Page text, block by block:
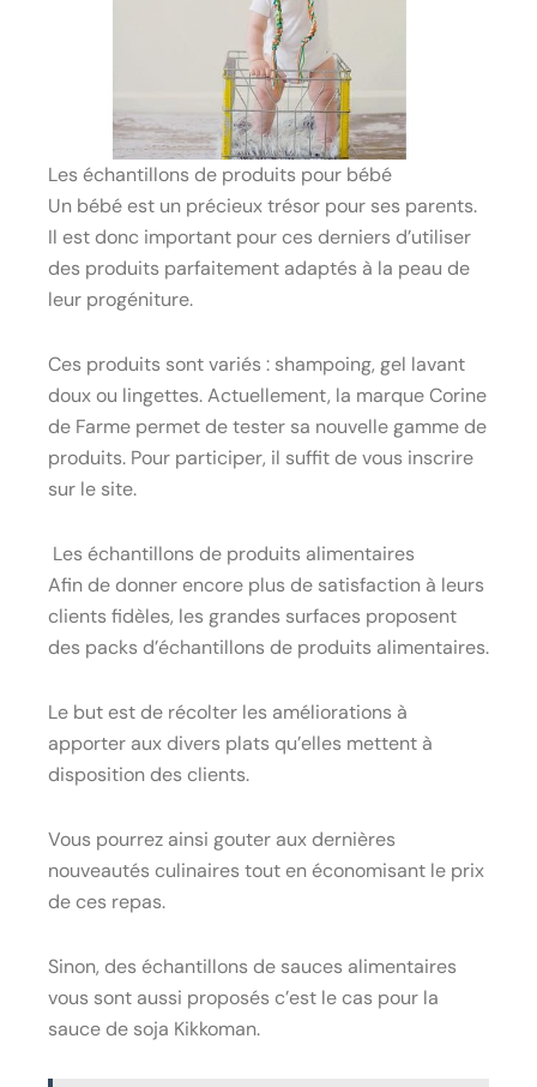
Les échantillons de produits pour bébé
Un bébé est un précieux trésor pour ses parents.
Il est donc important pour ces derniers d’utiliser
des produits parfaitement adaptés à la peau de
leur progéniture.
Ces produits sont variés : shampoing, gel lavant
doux ou lingettes. Actuellement, la marque Corine
de Farme permet de tester sa nouvelle gamme de
produits. Pour participer, il suffit de vous inscrire
sur le site.
Les échantillons de produits alimentaires
Afin de donner encore plus de satisfaction à leurs
clients fidèles, les grandes surfaces proposent
des packs d’échantillons de produits alimentaires.
Le but est de récolter les améliorations à
apporter aux divers plats qu’elles mettent à
disposition des clients.
Vous pourrez ainsi gouter aux dernières
nouveautés culinaires tout en économisant le prix
de ces repas.
Sinon, des échantillons de sauces alimentaires
vous sont aussi proposés c’est le cas pour la
sauce de soja Kikkoman.